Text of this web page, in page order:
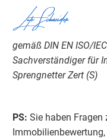
Lutz Schneider
gemäß DIN EN ISO/
Sachverständiger für
Sprengnetter Zert (S)
PS: Sie haben